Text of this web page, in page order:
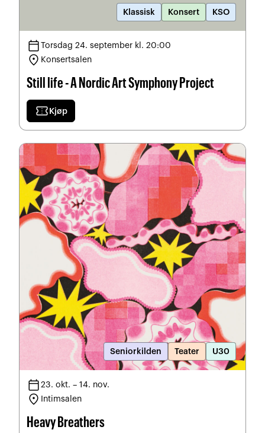
Klassisk Konsert KSO
calendar_todayTorsdag 24. september kl. 20:00
location_on Konsertsalen
Still life - A Nordic Art Symphony Project
confirmation_number Kjøp
Seniorkilden Teater U30
calendar_today23. okt. – 14. nov.
location_on Intimsalen
Heavy Breathers